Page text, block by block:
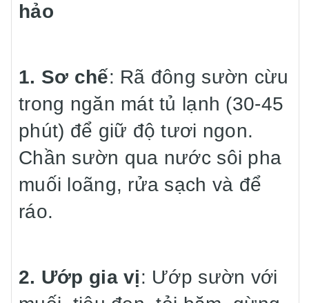
hảo
1. Sơ chế: Rã đông sườn cừu
trong ngăn mát tủ lạnh (30-45
phút) để giữ độ tươi ngon.
Chần sườn qua nước sôi pha
muối loãng, rửa sạch và để
ráo.
2. Ướp gia vị: Ướp sườn với